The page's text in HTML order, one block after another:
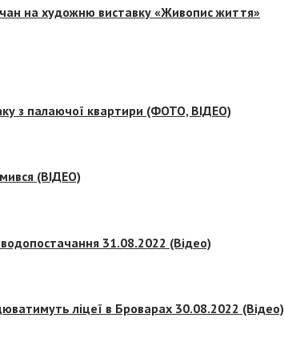
на художню виставку «Живопис життя»
з палаючої квартири (ФОТО, ВІДЕО)
(ВІДЕО)
31.08.2022 (Відео)
ліцеї в Броварах 30.08.2022 (Відео)